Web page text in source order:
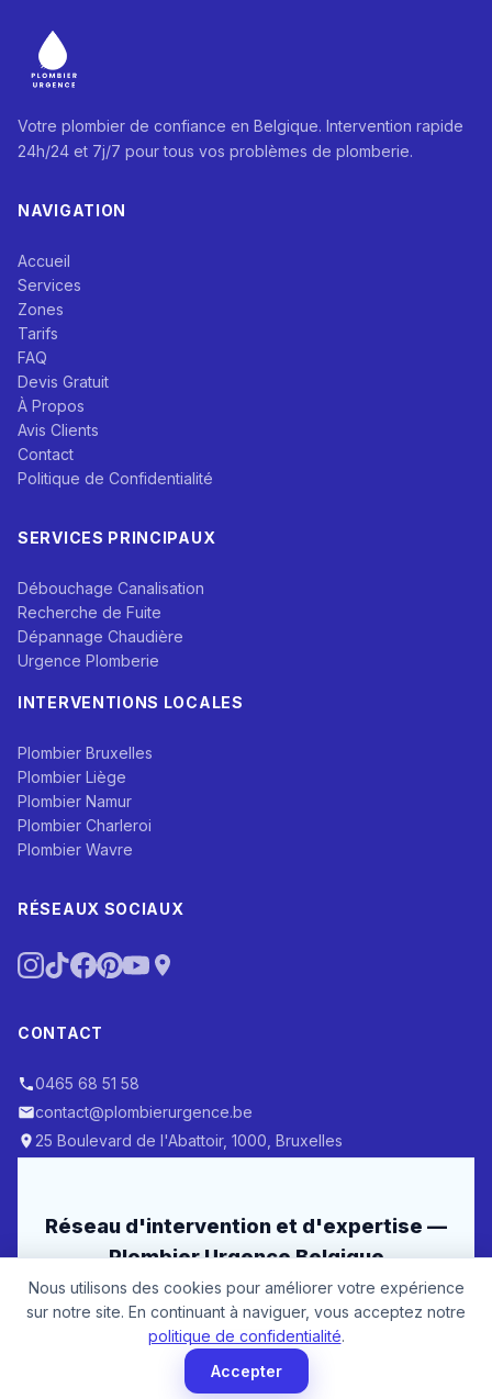
Votre plombier de confiance en Belgique. Intervention rapide
24h/24 et 7j/7 pour tous vos problèmes de plomberie.
NAVIGATION
Accueil
Services
Zones
Tarifs
FAQ
Devis Gratuit
À Propos
Avis Clients
Contact
Politique de Confidentialité
SERVICES PRINCIPAUX
Débouchage Canalisation
Recherche de Fuite
Dépannage Chaudière
Urgence Plomberie
INTERVENTIONS LOCALES
Plombier Bruxelles
Plombier Liège
Plombier Namur
Plombier Charleroi
Plombier Wavre
RÉSEAUX SOCIAUX
CONTACT
0465 68 51 58
contact@plombierurgence.be
25 Boulevard de l'Abattoir, 1000, Bruxelles
Réseau d'intervention et d'expertise —
Plombier Urgence Belgique
Nos Services de Plomberie
sur notre site. En continuant à naviguer, vous acceptez notre
politique de confidentialité.